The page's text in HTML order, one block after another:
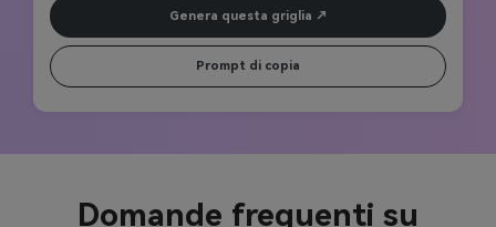
Genera questa griglia
Prompt di copia
Domande frequenti su